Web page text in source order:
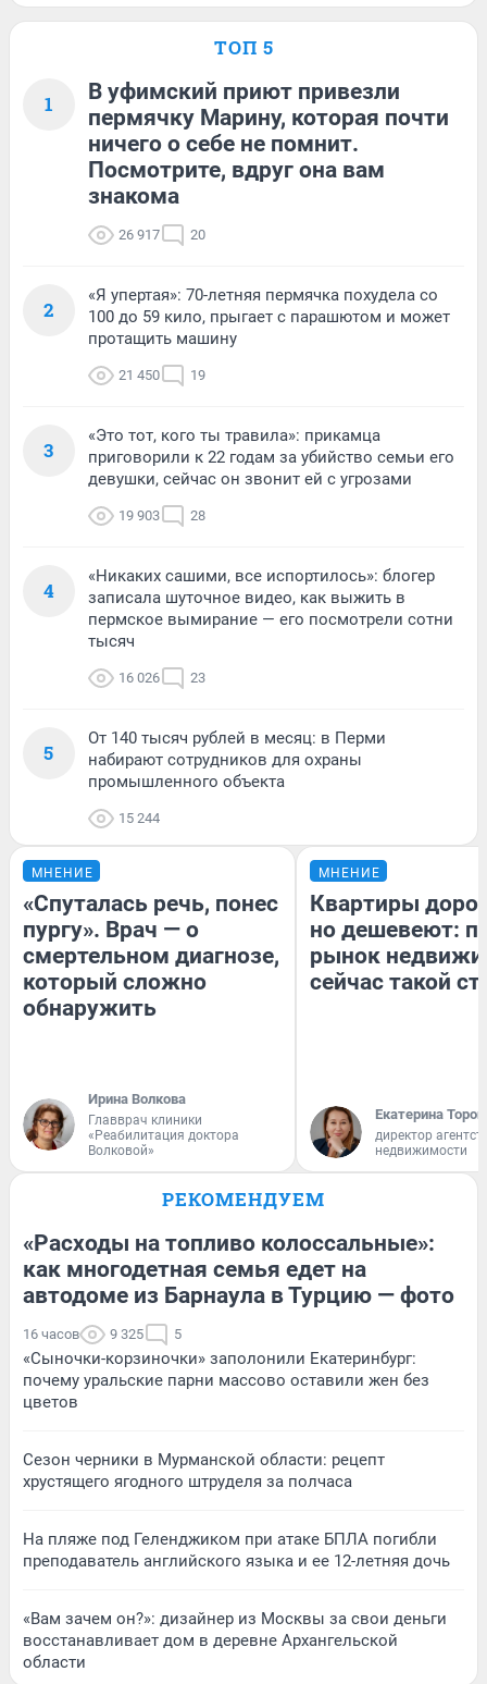
ТОП 5
1
В уфимский приют привезли
пермячку Марину, которая почти
ничего о себе не помнит.
Посмотрите, вдруг она вам
знакома
26 917 20
2
«Я упертая»: 70-летняя пермячка похудела со
100 до 59 кило, прыгает с парашютом и может
протащить машину
21 450 19
3
«Это тот, кого ты травила»: прикамца
приговорили к 22 годам за убийство семьи его
девушки, сейчас он звонит ей с угрозами
19 903 28
4
«Никаких сашими, все испортилось»: блогер
записала шуточное видео, как выжить в
пермское вымирание — его посмотрели сотни
тысяч
16 026 23
5
От 140 тысяч рублей в месяц: в Перми
набирают сотрудников для охраны
промышленного объекта
15 244
МНЕНИЕ
«Спуталась речь, понес
пургу». Врач — о
смертельном диагнозе,
который сложно
обнаружить
Ирина Волкова
Главврач клиники
«Реабилитация доктора
Волковой»
МНЕНИЕ
Квартиры
но дешевеют:
рынок
сейчас такой
Екатерина
директор
недвижимости
РЕКОМЕНДУЕМ
«Расходы на топливо колоссальные»:
как многодетная семья едет на
автодоме из Барнаула в Турцию — фото
16 часов 9 325 5
«Сыночки-корзиночки» заполонили Екатеринбург:
почему уральские парни массово оставили жен без
цветов
Сезон черники в Мурманской области: рецепт
хрустящего ягодного штруделя за полчаса
На пляже под Геленджиком при атаке БПЛА погибли
преподаватель английского языка и ее 12-летняя дочь
«Вам зачем он?»: дизайнер из Москвы за свои деньги
восстанавливает дом в деревне Архангельской
области